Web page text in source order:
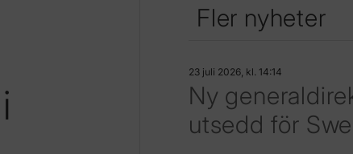
Fler nyheter
23 juli 2026, kl. 14:14
Ny
utsedd för